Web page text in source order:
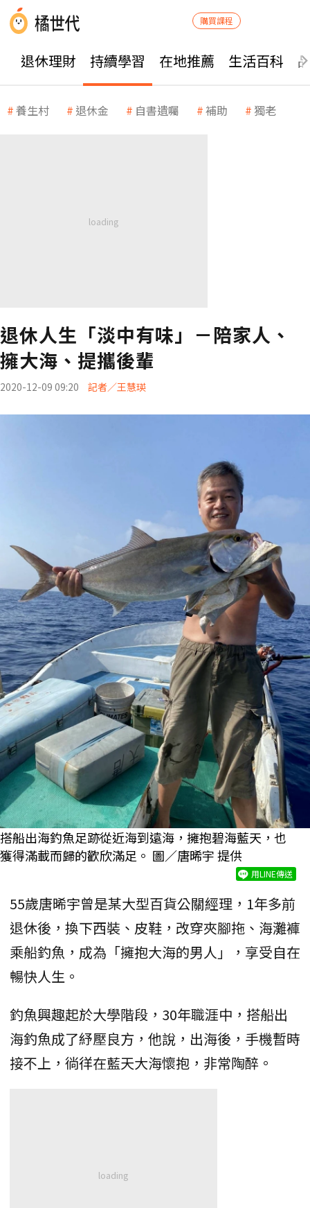
購買課程
退休理財 持續學習 在地推薦 生活百科
養生村 退休金 自書遺囑 補助 獨老
退休人生「淡中有味」－陪家人、
擁大海、提攜後輩
2020-12-09 09:20 記者／王慧瑛
搭船出海釣魚足跡從近海到遠海，擁抱碧海藍天，也
獲得滿載而歸的歡欣滿足。 圖／唐晞宇 提供
用LINE傳送
55歲唐晞宇曾是某大型百貨公關經理，1年多前
退休後，換下西裝、皮鞋，改穿夾腳拖、海灘褲
乘船釣魚，成為「擁抱大海的男人」，享受自在
暢快人生。
釣魚興趣起於大學階段，30年職涯中，搭船出
海釣魚成了紓壓良方，他說，出海後，手機暫時
接不上，徜徉在藍天大海懷抱，非常陶醉。